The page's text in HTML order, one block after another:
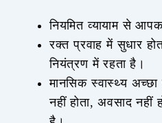
नियमित व्यायाम से
रक्त प्रवाह में सुधार
नियंत्रण में रहता है।
मानसिक स्वास्थ्य अच्छा
नहीं होता, अवसाद नहीं